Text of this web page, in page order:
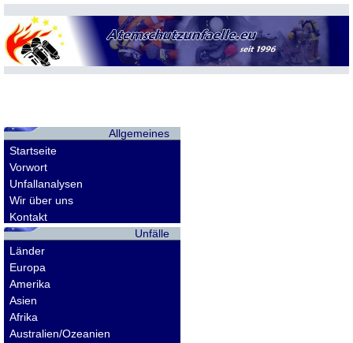
Allgemeines
Startseite
Vorwort
Unfallanalysen
Wir über uns
Kontakt
Unfälle
Länder
Europa
Amerika
Asien
Afrika
Australien/Ozeanien